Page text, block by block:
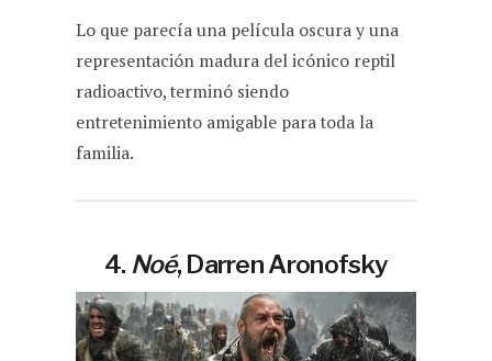
Lo que parecía una película oscura y una
representación madura del icónico reptil
radioactivo, terminó siendo
entretenimiento amigable para toda la
familia.
4. Noé, Darren Aronofsky